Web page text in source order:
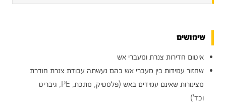
שימושים
איטום חדירות צנרת ומעברי אש
שחזור עמידות בין מעברי אש בהם נעשתה עבודת צנרת חודרת
מצינורות שאינם עמידים באש (פלסטיק, מתכת, PE, גיבריט
וכד')